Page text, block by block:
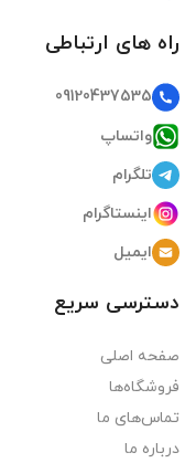
راه های ارتباطی
09120437535
واتساپ
تلگرام
اینستاگرام
ایمیل
دسترسی سریع
صفحه اصلی
فروشگاه‌ها
تماس‌های ما
درباره ما